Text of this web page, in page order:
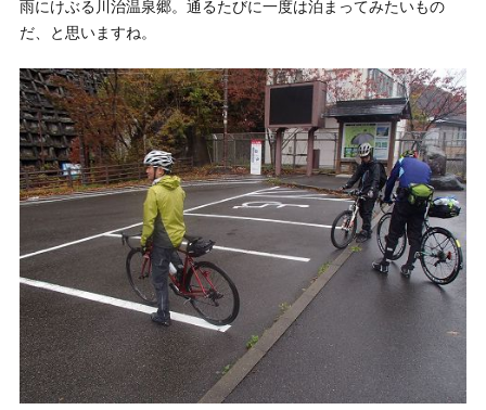
雨にけぶる川治温泉郷。通るたびに一度は泊まってみたいもの
だ、と思いますね。